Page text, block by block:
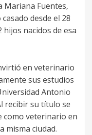
Mariana Fuentes,
desde el 28
hijos nacidos de esa
en veterinario
sus estudios
Antonio
recibir su título se
como veterinario en
misma ciudad.